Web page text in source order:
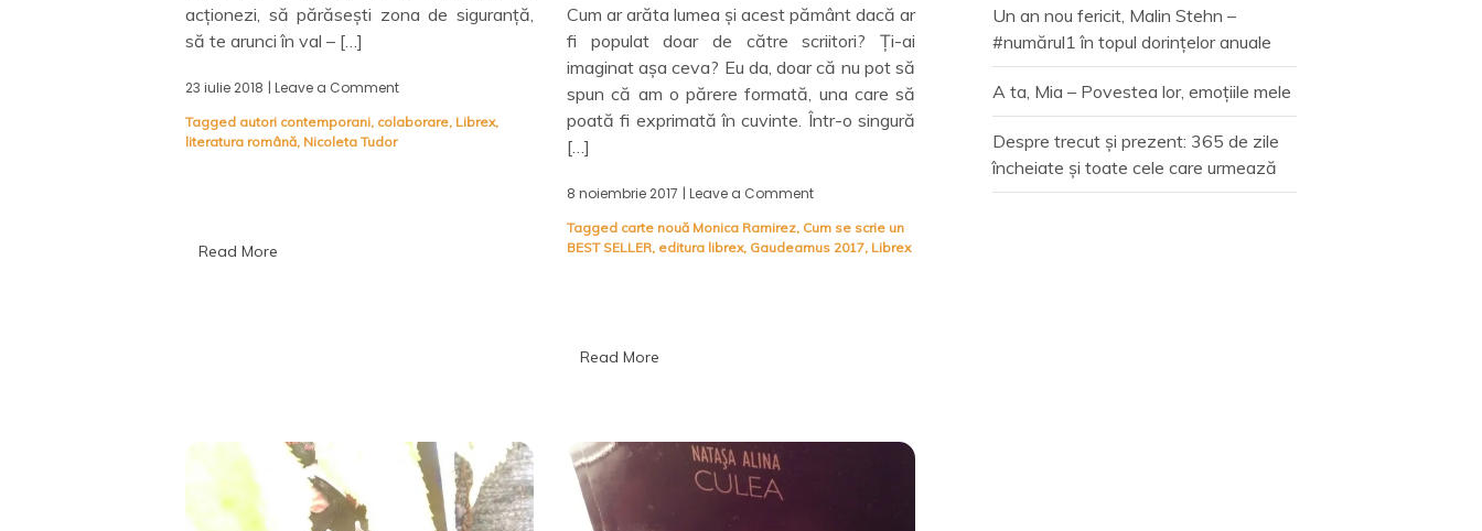
acționezi, să părăsești zona de siguranță,
să te arunci în val – […]
23 iulie 2018 | Leave a Comment
nu
Tagged autori contemporani, colaborare, Librex,
literatura română, Nicoleta Tudor
Read More
Cum ar arăta lumea și acest pământ dacă ar
fi populat doar de către scriitori? Ți-ai
imaginat așa ceva? Eu da, doar că nu pot să
spun că am o părere formată, una care să
poată fi exprimată în cuvinte. Într-o singură
[…]
8 noiembrie 2017 | Leave a Comment
se
scrie
Tagged carte nouă Monica Ramirez, Cum se scrie un
BEST SELLER, editura librex, Gaudeamus 2017, Librex
Read More
Un an nou fericit, Malin Stehn –
#numărul1 în topul dorințelor anuale
A ta, Mia – Povestea lor, emoțiile mele
Despre trecut și prezent: 365 de zile
încheiate și toate cele care urmează